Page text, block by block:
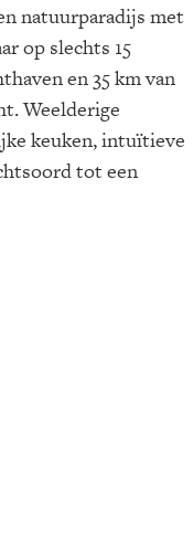
natuurparadijs met
op slechts 15
en 35 km van
Weelderige
keuken, intuïtieve
tot een